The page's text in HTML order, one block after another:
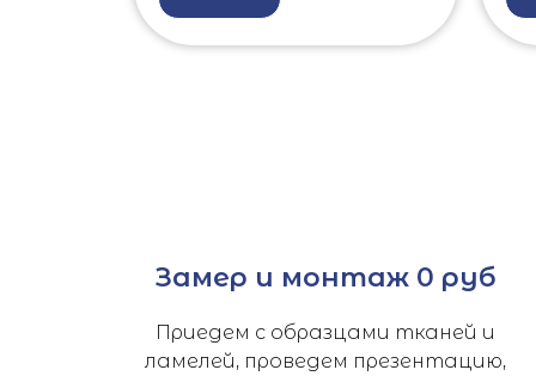
Замер и монтаж 0 руб
Приедем с образцами тканей и
ламелей, проведем презентацию,